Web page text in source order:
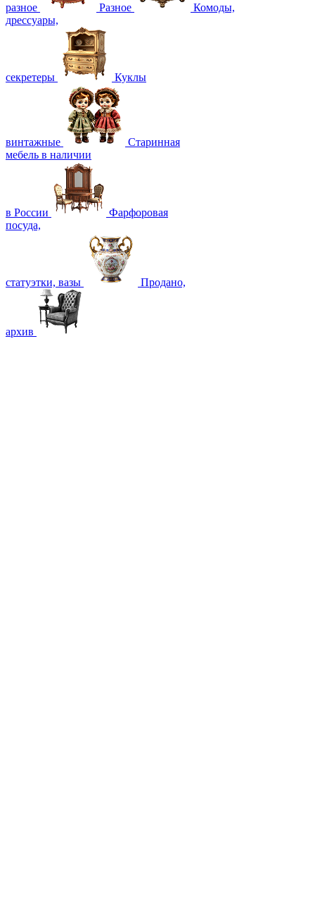
разное Разное
Комоды,
дрессуары,
секретеры Куклы
винтажные
Старинная
мебель в наличии
в России
Фарфоровая
посуда,
статуэтки, вазы Продано,
архив